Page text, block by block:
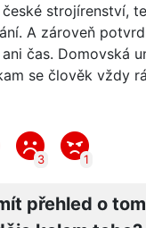
strojírenství,
A zároveň
čas. Domovská
se člověk vždy
3 1
přehled o